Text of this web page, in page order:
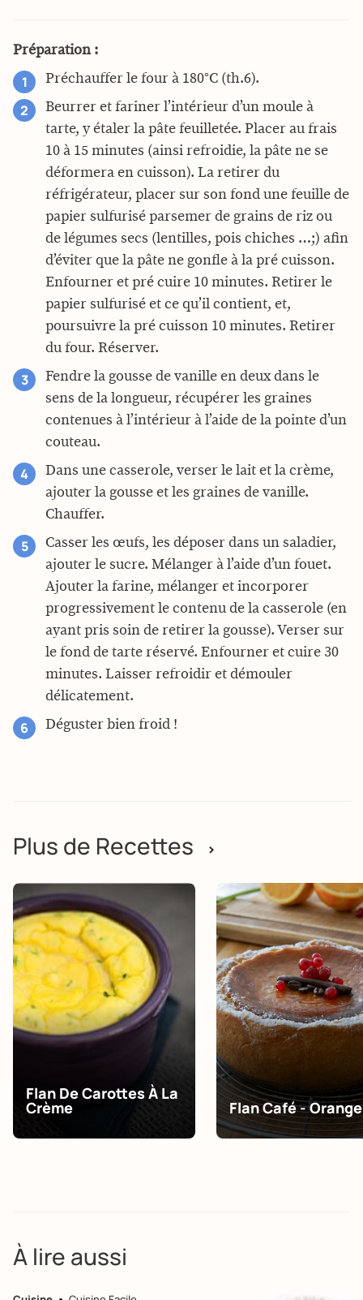
Préparation :
Préchauffer le four à 180°C (th.6).
Beurrer et fariner l’intérieur d’un moule à
tarte, y étaler la pâte feuilletée. Placer au frais
10 à 15 minutes (ainsi refroidie, la pâte ne se
déformera en cuisson). La retirer du
réfrigérateur, placer sur son fond une feuille de
papier sulfurisé parsemer de grains de riz ou
de légumes secs (lentilles, pois chiches …;) afin
d’éviter que la pâte ne gonfle à la pré cuisson.
Enfourner et pré cuire 10 minutes. Retirer le
papier sulfurisé et ce qu’il contient, et,
poursuivre la pré cuisson 10 minutes. Retirer
du four. Réserver.
Fendre la gousse de vanille en deux dans le
sens de la longueur, récupérer les graines
contenues à l’intérieur à l’aide de la pointe d’un
couteau.
Dans une casserole, verser le lait et la crème,
ajouter la gousse et les graines de vanille.
Chauffer.
Casser les œufs, les déposer dans un saladier,
ajouter le sucre. Mélanger à l’aide d’un fouet.
Ajouter la farine, mélanger et incorporer
progressivement le contenu de la casserole (en
ayant pris soin de retirer la gousse). Verser sur
le fond de tarte réservé. Enfourner et cuire 30
minutes. Laisser refroidir et démouler
délicatement.
Déguster bien froid !
Plus de Recettes >
Flan De Carottes À La
Crème Flan Café - Orange
À lire aussi